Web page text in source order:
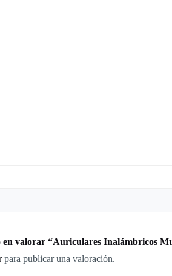
en valorar “Auriculares Inalámbricos
para publicar una valoración.